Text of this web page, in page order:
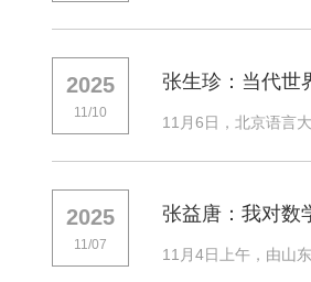
2025
11/10
张生珍：当代世
11月6日，北京语言
2025
11/07
张益唐：我对数
11月4日上午，由山